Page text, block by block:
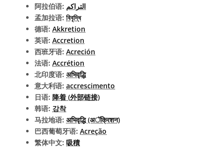
阿拉伯语: التراكم
孟加拉语: বিবৃদ্ধি
德语: Akkretion
英语: Accretion
西班牙语: Acreción
法语: Accrétion
北印度语: अभिवृद्धि
意大利语: accrescimento
日语: 降着 (外部链接)
韩语: 강착
马拉地语: अभिवृद्धि (अॅक्रिशन)
巴西葡萄牙语: Acreção
繁体中文: 吸積